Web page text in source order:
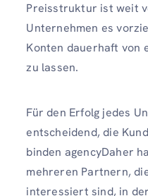
Preisstruktur ist weit
Unternehmen es
Konten dauerhaft von
zu lassen.
Für den Erfolg jedes
entscheidend, die
binden agencyDaher
mehreren Partnern,
interessiert sind, in